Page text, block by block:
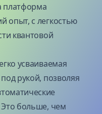
платформа
опыт, с легкостью
квантовой
усваиваемая
рукой, позволяя
больше, чем